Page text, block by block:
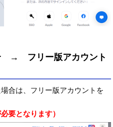
→ フリー版アカウント
合は、フリー版アカウントを
要となります）